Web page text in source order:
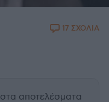
17 ΣΧΟΛΙΑ
στα αποτελέσματα